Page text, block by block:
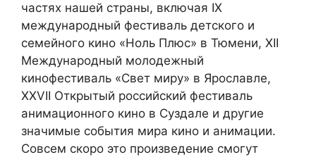
частях нашей страны, включая IX
международный фестиваль детского и
семейного кино «Ноль Плюс» в Тюмени, XII
Международный молодежный
кинофестиваль «Свет миру» в Ярославле,
XXVII Открытый российский фестиваль
анимационного кино в Суздале и другие
значимые события мира кино и анимации.
Совсем скоро это произведение смогут